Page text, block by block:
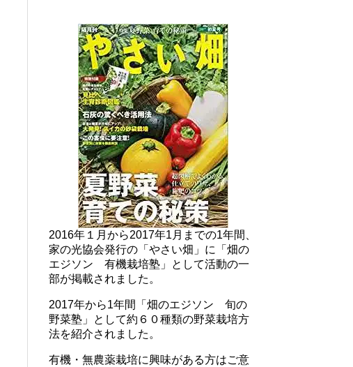
2016年１月から2017年1月までの1年間、
家の光協会発行の「やさい畑」に「畑の
エジソン 有機栽培塾」として活動の一
部が掲載されました。
2017年から1年間「畑のエジソン 旬の
野菜塾」として約６０種類の野菜栽培方
法を紹介されました。
有機・無農薬栽培に興味がある方はご意